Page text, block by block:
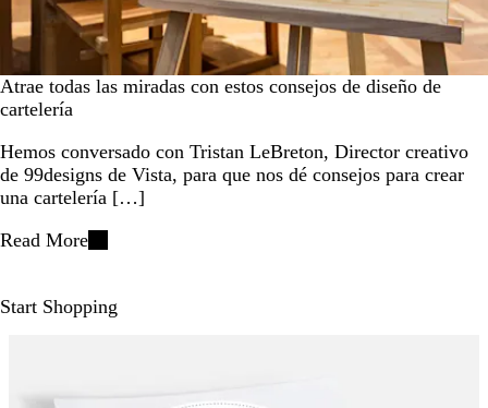
Atrae todas las miradas con estos consejos de diseño de
cartelería
Hemos conversado con Tristan LeBreton, Director creativo
de 99designs de Vista, para que nos dé consejos para crear
una cartelería […]
Read More
Start Shopping